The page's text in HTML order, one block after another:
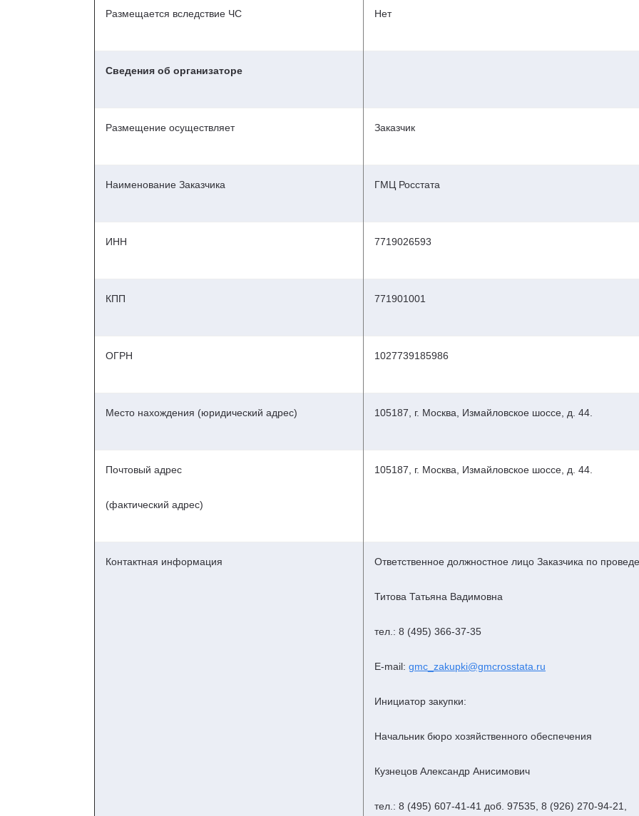
Размещается вследствие ЧС Нет
Сведения об организаторе
Размещение осуществляет Заказчик
Наименование Заказчика ГМЦ Росстата
ИНН 7719026593
КПП 771901001
ОГРН 1027739185986
Место нахождения (юридический адрес) 105187, г. Москва, Измайловское шоссе, д. 44.
Почтовый адрес
(фактический адрес)
105187, г. Москва, Измайловское шоссе, д. 44.
Контактная информация Ответственное должностное лицо Заказчика по
Титова Татьяна Вадимовна
тел.: 8 (495) 366-37-35
E-mail: gmc_zakupki@gmcrosstata.ru
Инициатор закупки:
Начальник бюро хозяйственного обеспечения
Кузнецов Александр Анисимович
тел.: 8 (495) 607-41-41 доб. 97535, 8 (926) 270-94-21,